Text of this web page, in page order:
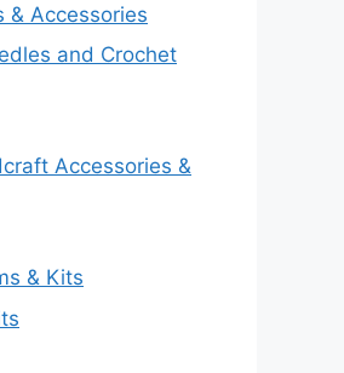
& Accessories
and Crochet
Accessories &
& Kits